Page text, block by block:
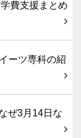
費支援まとめ
ーツ専科の紹
ぜ3月14日な